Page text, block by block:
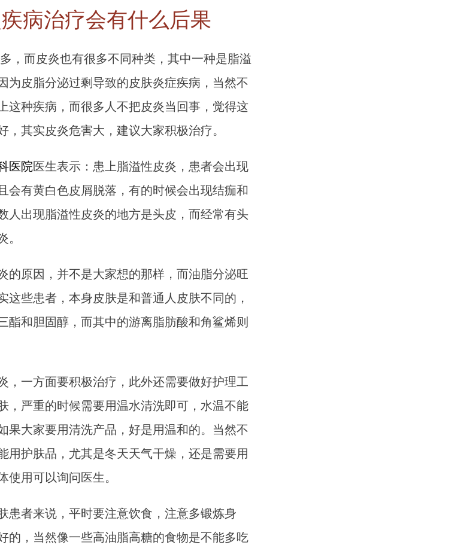
病治疗会有什么后果
而皮炎也有很多不同种类，其中一种是脂溢
为皮脂分泌过剩导致的皮肤炎症疾病，当然不
这种疾病，而很多人不把皮炎当回事，觉得这
，其实皮炎危害大，建议大家积极治疗。
医院医生表示：患上脂溢性皮炎，患者会出现
会有黄白色皮屑脱落，有的时候会出现结痂和
人出现脂溢性皮炎的地方是头皮，而经常有头
。
原因，并不是大家想的那样，而油脂分泌旺
这些患者，本身皮肤是和普通人皮肤不同的，
酯和胆固醇，而其中的游离脂肪酸和角鲨烯则
一方面要积极治疗，此外还需要做好护理工
，严重的时候需要用温水清洗即可，水温不能
果大家要用清洗产品，好是用温和的。当然不
用护肤品，尤其是冬天天气干燥，还是需要用
使用可以询问医生。
者来说，平时要注意饮食，注意多锻炼身
的，当然像一些高油脂高糖的食物是不能多吃